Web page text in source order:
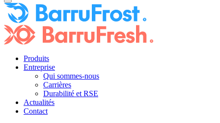
Produits
Entreprise
Qui sommes-nous
Carrières
Durabilité et RSE
Actualités
Contact